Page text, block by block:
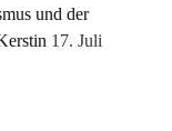
und der
17. Juli